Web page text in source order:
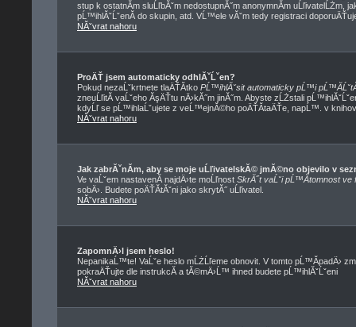
stup k ostatnĂ­m sluĹľbĂˇm nedostupnĂ˝m anonymnĂ­m uĹľivatelĹŻm,
pĹ™ihlĂˇĹˇenĂ­ do skupin, atd. VĹ™ele vĂˇm tedy registraci
NĂˇvrat nahoru
ProÄŤ jsem automaticky odhlĂˇĹˇen?
Pokud nezaĹˇkrtnete tlaÄŤĂ­tko PĹ™ihlĂˇsit automaticky pĹ™i pĹ™Ă­ĹˇtĂ­
zneuĹľitĂ­ vaĹˇeho ĂşÄŤtu nÄ›kĂ˝m jinĂ˝m. Abyste zĹŻstali
kdyĹľ se pĹ™ihlaĹˇujete z veĹ™ejnĂ©ho poÄŤĂ­taÄŤe, napĹ™. v
NĂˇvrat nahoru
Jak zabrĂˇnĂ­m, aby se moje uĹľivatelskĂ© jmĂ©no objevilo v
Ve vaĹˇem nastavenĂ­ najdÄ›te moĹľnost SkrĂ˝t vaĹˇi pĹ™Ă­tomnost ve
sobÄ›. Budete poÄŤĂ­tĂˇni jako skrytĂ˝ uĹľivatel.
NĂˇvrat nahoru
ZapomnÄ›l jsem heslo!
NepanikaĹ™te! VaĹˇe heslo mĹŻĹľeme obnovit. V tomto pĹ™Ă­padÄ›
pokraÄŤujte dle instrukcĂ­ a tĂ©mÄ›Ĺ™ ihned budete pĹ™ihlĂˇĹˇeni
NĂˇvrat nahoru